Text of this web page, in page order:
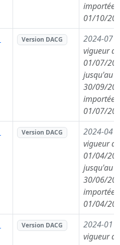
importée
01/10/
Version DACG 2024-07
vigueur
01/07/
jusqu'au
30/09/
importée
01/07/
Version DACG 2024-04
vigueur
01/04/
jusqu'au
30/06/
importée
01/04/
Version DACG 2024-01
vigueur